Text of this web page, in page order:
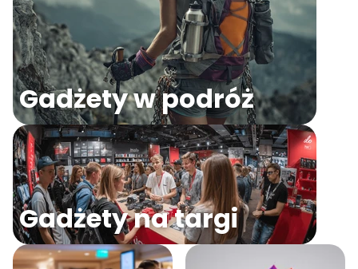
Gadżety w podróż
Gadżety na targi